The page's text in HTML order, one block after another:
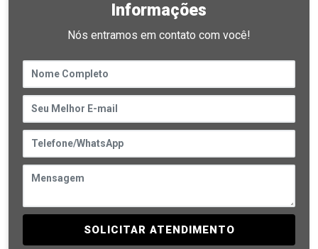
Informações
Nós entramos em contato com você!
SOLICITAR ATENDIMENTO